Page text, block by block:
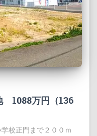
1088万円（136
校正門まで２００ｍ